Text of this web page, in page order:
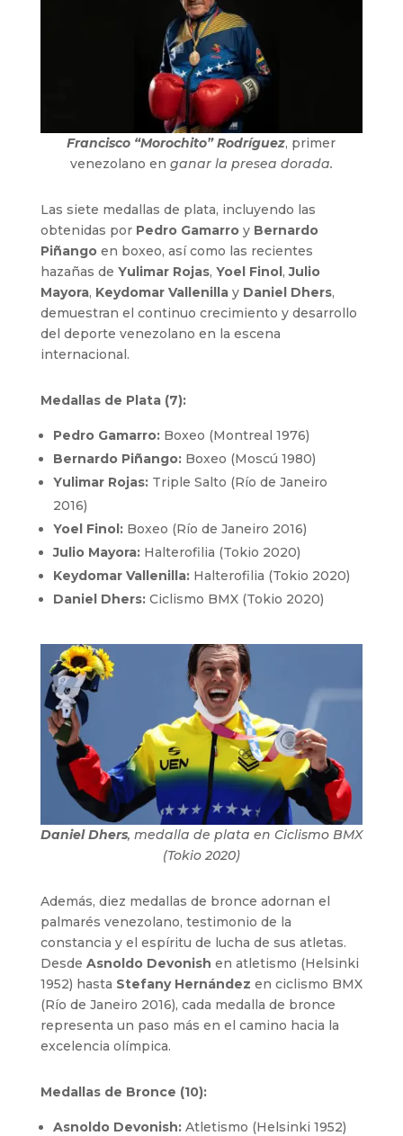
Francisco “Morochito” Rodríguez, primer
venezolano en ganar la presea dorada.
Las siete medallas de plata, incluyendo las
obtenidas por Pedro Gamarroy Bernardo
Piñangoen boxeo, así como las recientes
hazañas de Yulimar Rojas, Yoel Finol,Julio
Mayora, Keydomar Vallenillay Daniel Dhers,
demuestran el continuo crecimiento y desarrollo
del deporte venezolano en la escena
internacional.
Medallas de Plata (7):
Pedro Gamarro:Boxeo (Montreal 1976)
Bernardo Piñango:Boxeo (Moscú 1980)
Yulimar Rojas:Triple Salto (Río de Janeiro
2016)
Yoel Finol:Boxeo (Río de Janeiro 2016)
Julio Mayora:Halterofilia (Tokio 2020)
Keydomar Vallenilla:Halterofilia (Tokio 2020)
Daniel Dhers:Ciclismo BMX (Tokio 2020)
Daniel Dhers, medalla de plata en Ciclismo BMX
(Tokio 2020)
Además, diez medallas de bronce adornan el
palmarés venezolano, testimonio de la
constancia y el espíritu de lucha de sus atletas.
Desde Asnoldo Devonish en atletismo (Helsinki
1952) hasta Stefany Hernández en ciclismo BMX
(Río de Janeiro 2016), cada medalla de bronce
representa un paso más en el camino hacia la
excelencia olímpica.
Medallas de Bronce (10):
Asnoldo Devonish:Atletismo (Helsinki 1952)